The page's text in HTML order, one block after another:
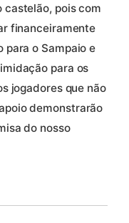
castelão, pois com
financeiramente
para o Sampaio e
para os
jogadores que não
demonstrarão
do nosso